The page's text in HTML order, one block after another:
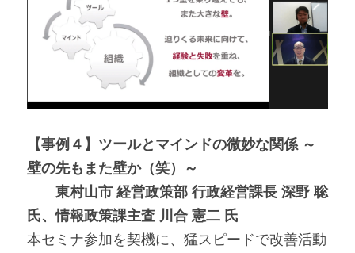
【事例４】ツールとマインドの微妙な関係 ～
壁の先もまた壁か（笑）～
東村山市 経営政策部 行政経営課長 深野 聡
氏、情報政策課主査 川合 憲二 氏
本セミナ参加を契機に、猛スピードで改善活動